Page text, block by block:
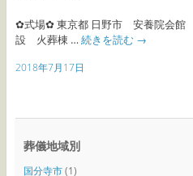
✿式場✿ 東京都 日野市 安養院会
設 火葬棟 … 続きを読む →
2018年7月17日
葬儀地域別
国分寺市(1)